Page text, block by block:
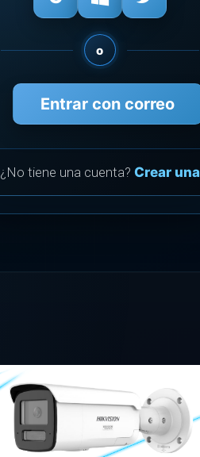
o
Entrar con correo
¿No tiene una cuenta? Crear una